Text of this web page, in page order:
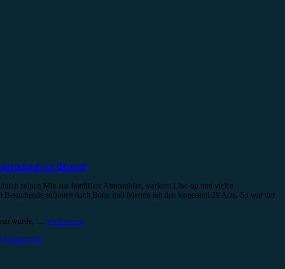
in Bonn!
seinen Mix aus familiärer Atmosphäre, starkem Line-up und vielen
strömten nach Bonn und feierten mit den insgesamt 29 Acts. So war der
wurde, … Weiterlesen
Kommentar